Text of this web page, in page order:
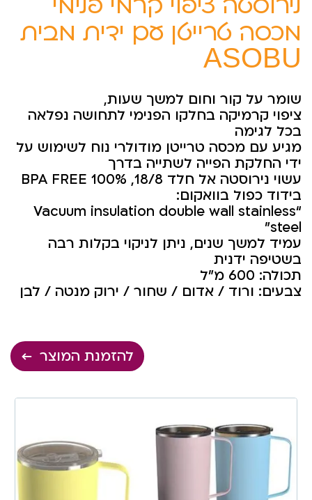
מכסה טרייטן עם ידית מבית
ASOBU
שומר על קור וחום למשך שעות,
ציפוי קרמיקה בחלקו הפנימי לתחושה נפלאה
בכל לגימה
מגיע עם מכסה טרייטן מודולרי נוח לשימוש על
ידי החלקת הפייה לשתייה בדרך
עשוי נירוסטה אל חלד 18/8, 100% BPA FREE
בידוד כפול בוואקום:
“Vacuum insulation double wall stainless
steel”
עמיד למשך שנים, ניתן לניקוי בקלות רבה
בשטיפה ידנית
תכולה: 600 מ”ל
צבעים: ורוד / אדום / שחור / ירוק מנטה / לבן
להזמנת המוצר